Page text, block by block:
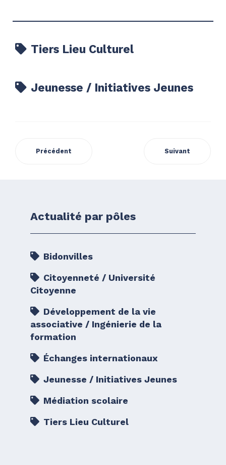
Tiers Lieu Culturel
Jeunesse / Initiatives Jeunes
Précédent Suivant
Actualité par pôles
Bidonvilles
Citoyenneté / Université
Citoyenne
Développement de la vie
associative / Ingénierie de la
formation
Échanges internationaux
Jeunesse / Initiatives Jeunes
Médiation scolaire
Tiers Lieu Culturel